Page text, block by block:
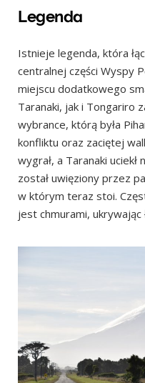
Legenda
Istnieje legenda, która
centralnej części Wyspy
miejscu dodatkowego
Taranaki, jak i Tongariro
wybrance, którą była
konfliktu oraz zaciętej
wygrał, a Taranaki
został uwięziony przez
w którym teraz stoi.
jest chmurami, ukrywając